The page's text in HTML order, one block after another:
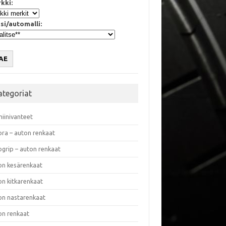
automalli:
– auton renkaat
– auton renkaat
kesärenkaat
kitkarenkaat
nastarenkaat
renkaat